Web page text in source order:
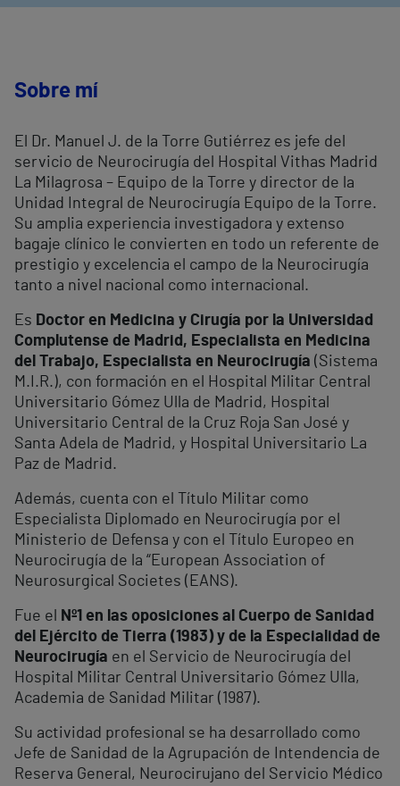
Sobre mí
El Dr. Manuel J. de la Torre Gutiérrez es jefe del
servicio de Neurocirugía del Hospital Vithas Madrid
La Milagrosa – Equipo de la Torre y director de la
Unidad Integral de Neurocirugía Equipo de la Torre.
Su amplia experiencia investigadora y extenso
bagaje clínico le convierten en todo un referente de
prestigio y excelencia el campo de la Neurocirugía
tanto a nivel nacional como internacional.
Es Doctor en Medicina y Cirugía por la Universidad
Complutense de Madrid, Especialista en Medicina
del Trabajo, Especialista en Neurocirugía (Sistema
M.I.R.), con formación en el Hospital Militar Central
Universitario Gómez Ulla de Madrid, Hospital
Universitario Central de la Cruz Roja San José y
Santa Adela de Madrid, y Hospital Universitario La
Paz de Madrid.
Además, cuenta con el Título Militar como
Especialista Diplomado en Neurocirugía por el
Ministerio de Defensa y con el Título Europeo en
Neurocirugía de la “European Association of
Neurosurgical Societes (EANS).
Fue el
Nº1 en las oposiciones al Cuerpo de Sanidad
del Ejército de Tierra (1983) y de la Especialidad de
Neurocirugía en el Servicio de Neurocirugía del
Hospital Militar Central Universitario Gómez Ulla,
Academia de Sanidad Militar (1987).
Su actividad profesional se ha desarrollado como
Jefe de Sanidad de la Agrupación de Intendencia de
Reserva General, Neurocirujano del Servicio Médico